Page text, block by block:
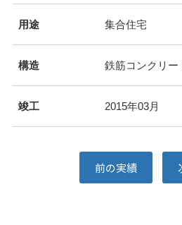
用途 集合住宅
構造 鉄筋コンクリー
竣工 2015年03月
前の実績